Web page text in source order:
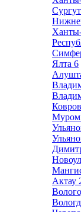
Сургут
Ялта 6
Ковров
Муром
Актау